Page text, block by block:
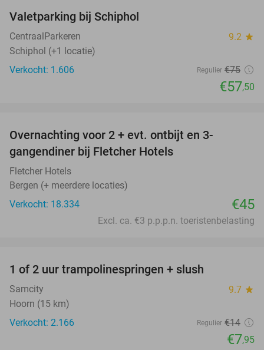
Valetparking bij Schiphol
CentraalParkeren 9.2 star
Schiphol (+1 locatie)
Verkocht: 1.606
Regulier €75
€57,50
Overnachting voor 2 + evt. ontbijt en 3-
gangendiner bij Fletcher Hotels
Fletcher Hotels
Bergen (+ meerdere locaties)
Verkocht: 18.334
€45
Excl. ca. €3 p.p.p.n. toeristenbelasting
1 of 2 uur trampolinespringen + slush
Samcity 9.7 star
Hoorn (15 km)
Verkocht: 2.166
Regulier €14
€7,95